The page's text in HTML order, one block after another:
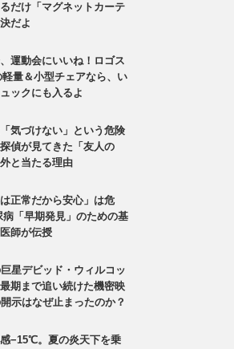
だけ「マグネットカーテ
だよ
運動会にいいね！ロゴス
量＆小型チェアなら、い
ックにも入るよ
気づけない」という危険
偵が見てきた「友人の
と当たる理由
は正常だから安心」は危
病「早期発見」のための基
師が伝授
星デビッド・ウィルコッ
期まで追い続けた機密映
示はなぜ止まったのか？
−15℃。夏の炎天下を乗